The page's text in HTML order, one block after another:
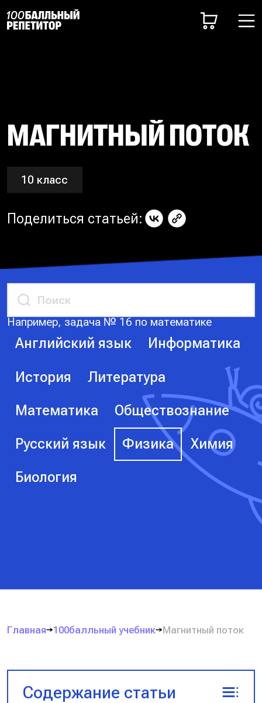
МАГНИТНЫЙ ПОТОК
10 класс
Поделиться статьей:
Например, задача № 16 по математике
Английский язык Информатика
История Литература
Математика Обществознание
Русский язык Физика Химия
Биология
Главная 100балльный учебник Магнитный поток
Содержание статьи